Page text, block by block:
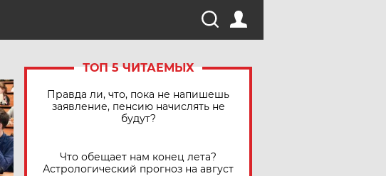
ТОП 5 ЧИТАЕМЫХ
Правда ли, что, пока не напишешь
заявление, пенсию начислять не
будут?
​Что обещает нам конец лета?
Астрологический прогноз на август